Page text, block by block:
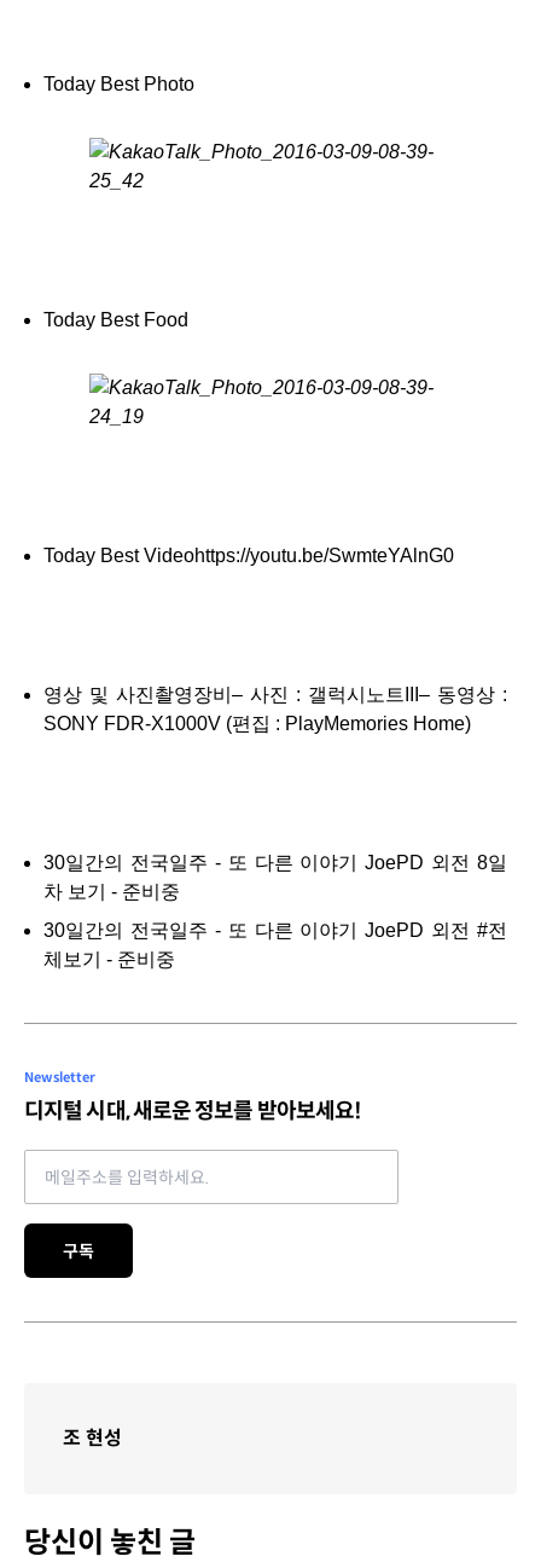
Today Best Photo
Today Best Food
Today Best Videohttps://youtu.be/SwmteYAlnG0
영상 및 사진촬영장비– 사진 : 갤럭시노트III– 동영상 :
SONY FDR-X1000V (편집 : PlayMemories Home)
30일간의 전국일주 - 또 다른 이야기 JoePD 외전 8일
차 보기 - 준비중
30일간의 전국일주 - 또 다른 이야기 JoePD 외전 #전
체보기 - 준비중
Newsletter
디지털 시대, 새로운 정보를 받아보세요!
구독
조 현성
당신이 놓친 글